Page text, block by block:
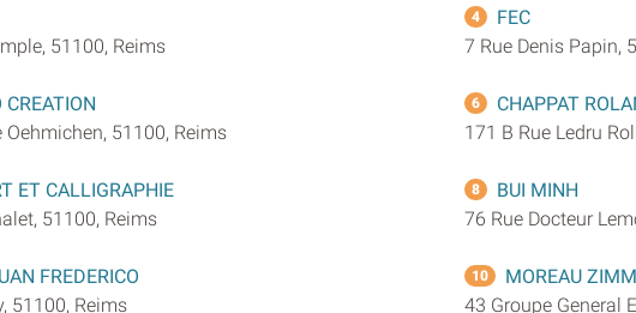
51100, Reims
4
FEC
7 Rue Denis Papin,
CREATION
Oehmichen, 51100, Reims
6
CHAPPAT
171 B Rue Ledru
ET CALLIGRAPHIE
51100, Reims
8
BUI MINH
76 Rue Docteur
FREDERICO
51100, Reims
10
MOREAU
43 Groupe General